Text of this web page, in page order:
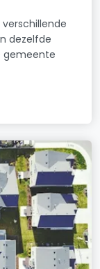
dezelfde
gemeente